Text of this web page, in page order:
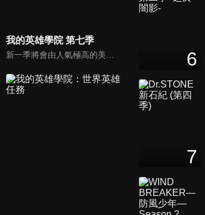
我的英雄學院 第七季
6
7